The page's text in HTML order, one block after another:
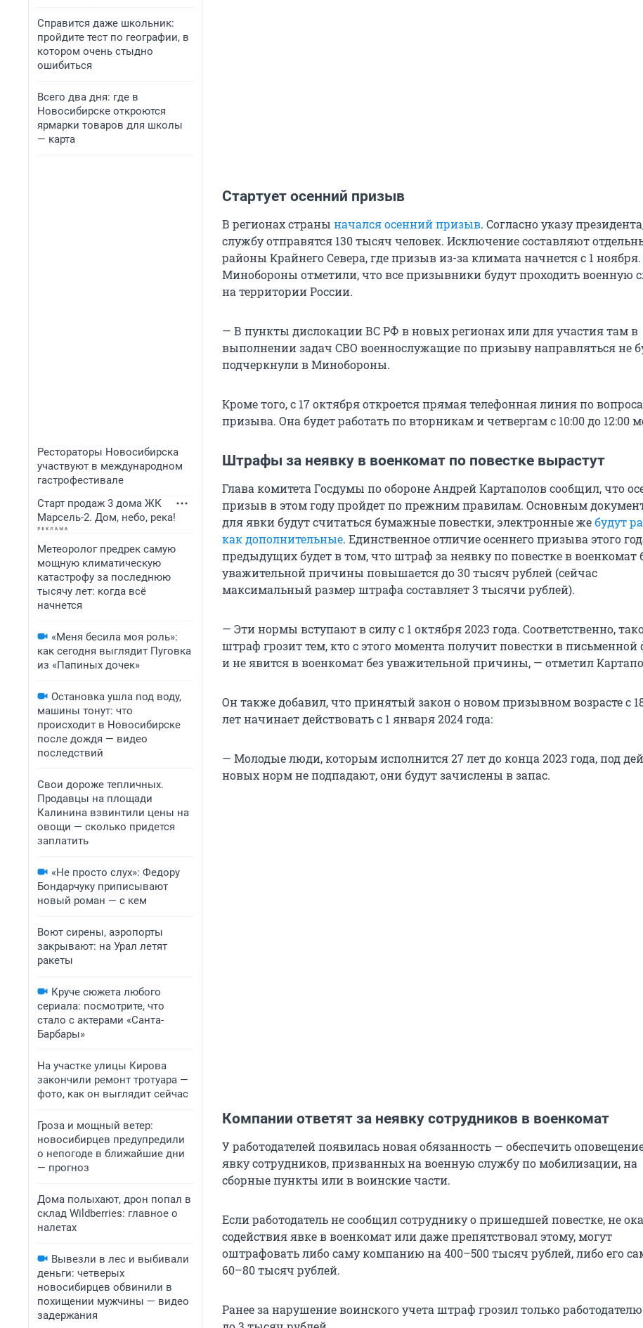
Справится даже школьник:
пройдите тест по географии, в
котором очень стыдно
ошибиться
Всего два дня: где в
Новосибирске откроются
ярмарки товаров для школы
— карта
Рестораторы Новосибирска
участвуют в международном
гастрофестивале
Старт продаж 3 дома ЖК
Марсель-2. Дом, небо, река!
Метеоролог предрек самую
мощную климатическую
катастрофу за последнюю
тысячу лет: когда всё
начнется
«Меня бесила моя роль»:
как сегодня выглядит Пуговка
из «Папиных дочек»
Остановка ушла под воду,
машины тонут: что
происходит в Новосибирске
после дождя — видео
последствий
Свои дороже тепличных.
Продавцы на площади
Калинина взвинтили цены на
овощи — сколько придется
заплатить
«Не просто слух»: Федору
Бондарчуку приписывают
новый роман — с кем
Воют сирены, аэропорты
закрывают: на Урал летят
ракеты
Круче сюжета любого
сериала: посмотрите, что
стало с актерами «Санта-
Барбары»
На участке улицы Кирова
закончили ремонт тротуара —
фото, как он выглядит сейчас
Гроза и мощный ветер:
новосибирцев предупредили
о непогоде в ближайшие дни
— прогноз
Дома полыхают, дрон попал в
склад Wildberries: главное о
налетах
Вывезли в лес и выбивали
деньги: четверых
новосибирцев обвинили в
похищении мужчины — видео
задержания
Стартует осенний призыв
В регионах страны начался осенний призыв. Согласно указу
службу отправятся 130 тысяч человек. Исключение составляют
районы Крайнего Севера, где призыв из-за климата начнется с 1
Минобороны отметили, что все призывники будут проходить военную
на территории России.
— В пункты дислокации ВС РФ в новых регионах или для участия там в
выполнении задач СВО военнослужащие по призыву направляться не
подчеркнули в Минобороны.
Кроме того, с 17 октября откроется прямая телефонная линия по
призыва. Она будет работать по вторникам и четвергам с 10:00 до 12:00
Штрафы за неявку в военкомат по повестке вырастут
Глава комитета Госдумы по обороне Андрей Картаполов сообщил, что
призыв в этом году пройдет по прежним правилам. Основным
для явки будут считаться бумажные повестки, электронные жебудут
как дополнительные. Единственное отличие осеннего призыва этого
предыдущих будет в том, что штраф за неявку по повестке в военкомат
уважительной причины повышается до 30 тысяч рублей (сейчас
максимальный размер штрафа составляет 3 тысячи рублей).
— Эти нормы вступают в силу с 1 октября 2023 года. Соответственно,
штраф грозит тем, кто с этого момента получит повестки в письменной
и не явится в военкомат без уважительной причины, — отметил
Он также добавил, что принятый закон о новом призывном возрасте с
лет начинает действовать с 1 января 2024 года:
— Молодые люди, которым исполнится 27 лет до конца 2023 года, под
новых норм не подпадают, они будут зачислены в запас.
Компании ответят за неявку сотрудников в военкомат
У работодателей появилась новая обязанность — обеспечить
явку сотрудников, призванных на военную службу по мобилизации, на
сборные пункты или в воинские части.
Если работодатель не сообщил сотруднику о пришедшей повестке, не
содействия явке в военкомат или даже препятствовал этому, могут
оштрафовать либо саму компанию на 400–500 тысяч рублей, либо его
60–80 тысяч рублей.
Ранее за нарушение воинского учета штраф грозил только работодателю